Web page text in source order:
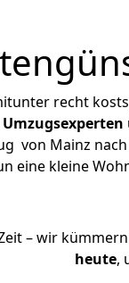
recht
von Mainz
eine kleine
– wir
heute,